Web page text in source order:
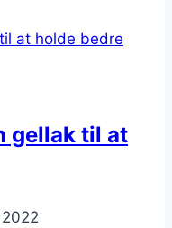
gellak til at